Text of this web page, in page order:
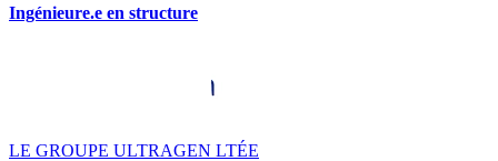
Ingénieure.e en structure
LE GROUPE ULTRAGEN LTÉE